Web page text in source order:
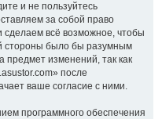
и не пользуйтесь
за собой право
сделаем всё возможное, чтобы
стороны было бы разумным
предмет изменений, так как
после
ваше согласие с ними.
программного обеспечения